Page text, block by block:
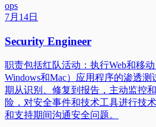
ops
7月14日
Security Engineer
职责包括红队活动：执行Web和移动
Windows和Mac）应用程序的渗透
期从识别、修复到报告，主动监控
险，对安全事件和技术工具进行技
和支持期间沟通安全问题。